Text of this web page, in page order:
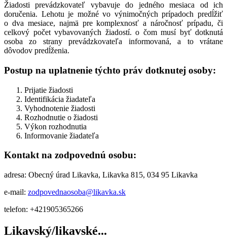
Žiadosti prevádzkovateľ vybavuje do jedného mesiaca od ich
doručenia. Lehotu je možné vo výnimočných prípadoch predĺžiť
o dva mesiace, najmä pre komplexnosť a náročnosť prípadu, či
celkový počet vybavovaných žiadostí. o čom musí byť dotknutá
osoba zo strany prevádzkovateľa informovaná, a to vrátane
dôvodov predĺženia.
Postup na uplatnenie týchto práv dotknutej osoby:
Prijatie žiadosti
Identifikácia žiadateľa
Vyhodnotenie žiadosti
Rozhodnutie o žiadosti
Výkon rozhodnutia
Informovanie žiadateľa
Kontakt na zodpovednú osobu:
adresa: Obecný úrad Likavka, Likavka 815, 034 95 Likavka
e-mail: zodpovednaosoba@likavka.sk
telefon: +421905365266
Likavský/likavské...